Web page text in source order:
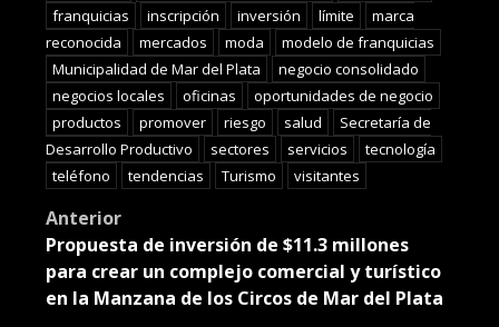
franquicias
inscripción inversión límite
marca
reconocida
mercados moda
modelo de franquicias
Municipalidad de Mar del Plata
negocio consolidado
negocios locales
oficinas
oportunidades de negocio
productos
promover riesgo salud
Secretaría de
Desarrollo Productivo
sectores servicios
tecnología
teléfono
tendencias Turismo visitantes
Post
navigation
Anterior
Propuesta de inversión de $11.3 millones
para crear un complejo comercial y turístico
en la Manzana de los Circos de Mar del Plata